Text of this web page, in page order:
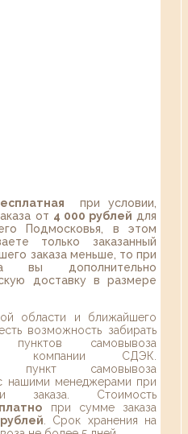
при условии,
от 4 000 рублей для
Подмосковья, в этом
только заказанный
заказа меньше, то при
вы дополнительно
доставку в размере
области и ближайшего
возможность забирать
самовывоза
компании СДЭК.
пункт самовывоза
нашими менеджерами при
заказа. Стоимость
при сумме заказа
. Срок хранения на